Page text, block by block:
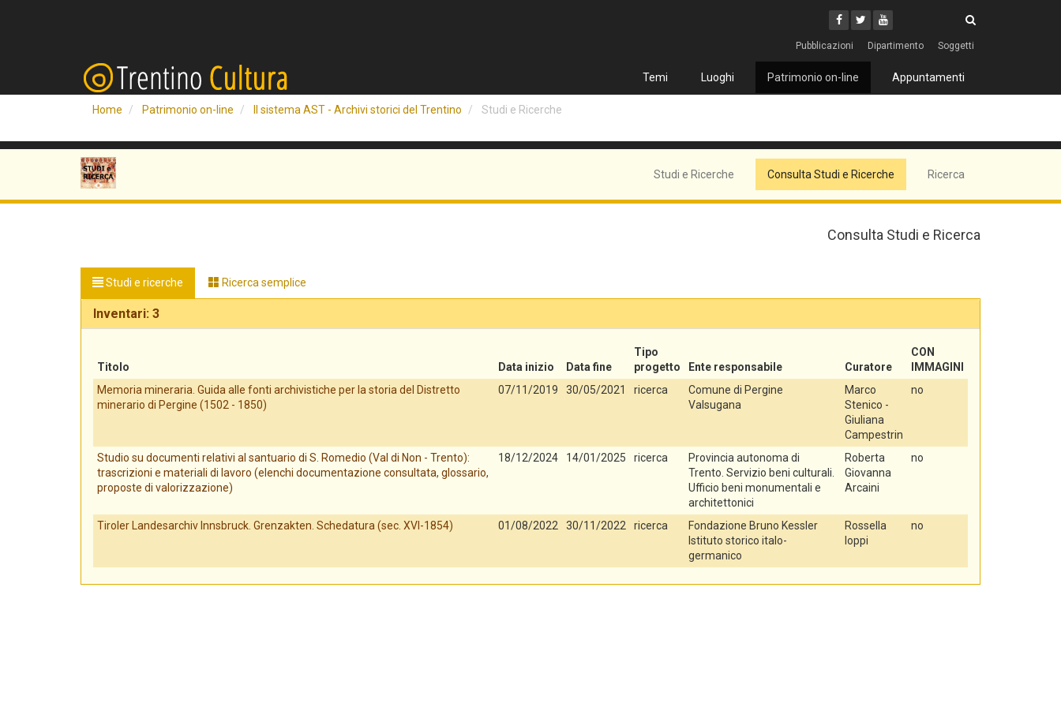
Facebook
Twitter
Youtube
Pubblicazioni Dipartimento Soggetti
Temi Luoghi Patrimonio on-line Appuntamenti
Home Patrimonio on-line Il sistema AST - Archivi storici del Trentino Studi e Ricerche
Studi e Ricerche Consulta Studi e Ricerche Ricerca
Consulta Studi e Ricerca
Studi e ricerche Ricerca semplice
Inventari: 3
Titolo Data inizio Data fine
Tipo
progetto
Ente responsabile Curatore
CON
IMMAGINI
Memoria mineraria. Guida alle fonti archivistiche per la storia del Distretto
minerario di Pergine (1502 - 1850)
07/11/2019 30/05/2021 ricerca
Comune di Pergine
Valsugana
Marco
Stenico -
Giuliana
Campestrin
no
Studio su documenti relativi al santuario di S. Romedio (Val di Non - Trento):
trascrizioni e materiali di lavoro (elenchi documentazione consultata, glossario,
proposte di valorizzazione)
18/12/2024 14/01/2025 ricerca
Provincia autonoma di
Trento. Servizio beni culturali.
Ufficio beni monumentali e
architettonici
Roberta
Giovanna
Arcaini
no
Tiroler Landesarchiv Innsbruck. Grenzakten. Schedatura (sec. XVI-1854) 01/08/2022 30/11/2022 ricerca
Fondazione Bruno Kessler
Istituto storico italo-
germanico
Rossella
Ioppi
no